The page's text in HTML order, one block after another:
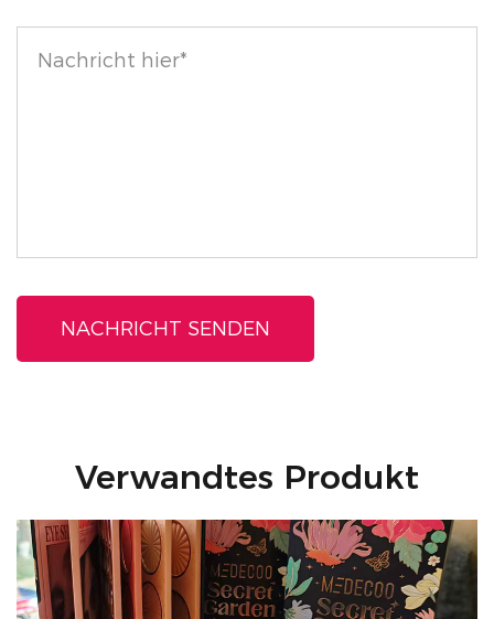
Verwandtes Produkt